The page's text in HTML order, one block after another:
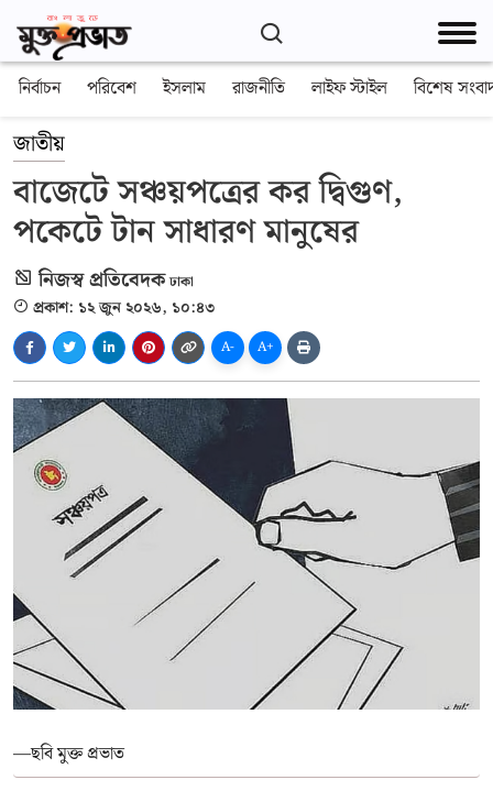
নির্বাচন পরিবেশ ইসলাম রাজনীতি লাইফ স্টাইল বিশেষ
জাতীয়
বাজেটে সঞ্চয়পত্রের কর দ্বিগুণ,
পকেটে টান সাধারণ মানুষের
নিজস্ব প্রতিবেদক ঢাকা
প্রকাশ: ১২ জুন ২০২৬, ১০:৪৩
A- A+
—ছবি মুক্ত প্রভাত